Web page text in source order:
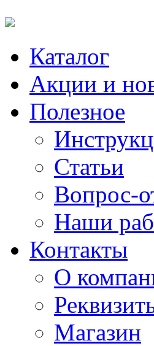
Каталог
Акции и
Полезное
Статьи
Вопрос-
Наши
Контакты
О
Магазин